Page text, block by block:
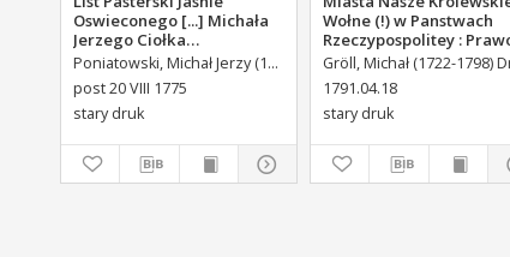
Oswieconego [...] Michała
Jerzego Ciołka
Poniatowskiego Biskupa
Płockiego Xiązęcia
Pułtuskiego [...] Do Oboyga
Stanu Tak Duchownego,
Swoiey Roku Panskiego
1775 [...] Wydany.
Poniatowski, Michał Jerzy (1736-1794)
post 20 VIII 1775
stary druk
Wołne (!) w Panstwach
Rzeczypospolitey :
uchwalone Dnia 18.
kwietnia 1791.
Gröll, Michał (1722-1798)
1791.04.18
stary druk